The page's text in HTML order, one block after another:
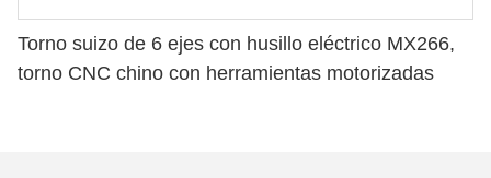
Torno suizo de 6 ejes con husillo eléctrico MX266,
torno CNC chino con herramientas motorizadas